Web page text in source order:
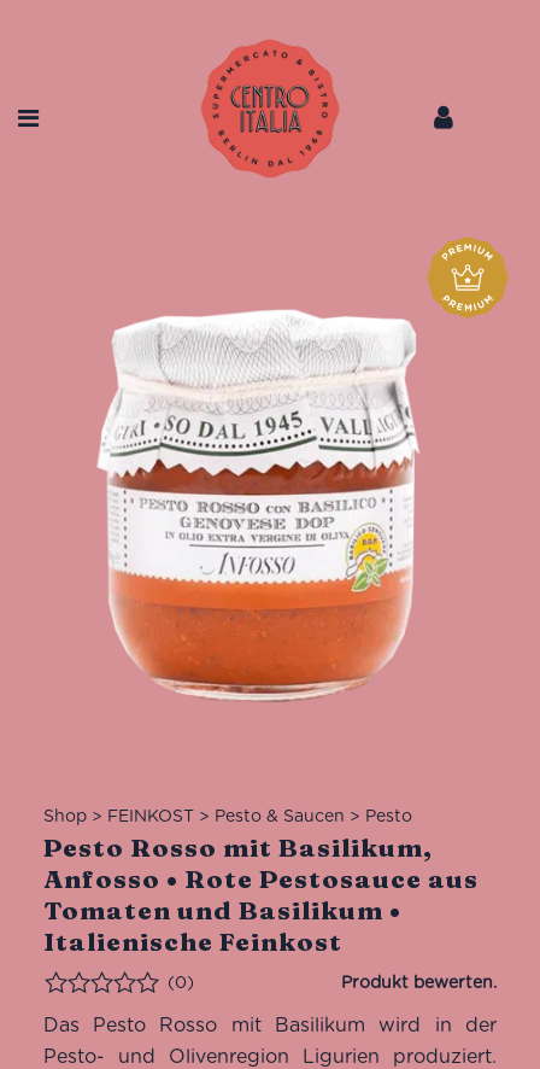
Shop> FEINKOST> Pesto & Saucen > Pesto
Pesto Rosso mit Basilikum,
Anfosso • Rote Pestosauce aus
Tomaten und Basilikum •
Italienische Feinkost
Bewertet
(0)
Das Pesto Rosso mit Basilikum wird in der
Pesto- und Olivenregion Ligurien produziert.